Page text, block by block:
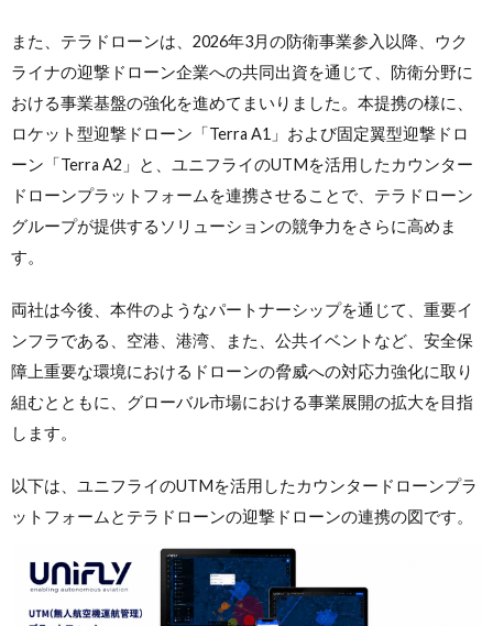
また、テラドローンは、2026年3月の防衛事業参入以降、ウク
ライナの迎撃ドローン企業への共同出資を通じて、防衛分野に
おける事業基盤の強化を進めてまいりました。本提携の様に、
ロケット型迎撃ドローン「Terra A1」および固定翼型迎撃ドロ
ーン「Terra A2」と、ユニフライのUTMを活用したカウンター
ドローンプラットフォームを連携させることで、テラドローン
グループが提供するソリューションの競争力をさらに高めま
す。
両社は今後、本件のようなパートナーシップを通じて、重要イ
ンフラである、空港、港湾、また、公共イベントなど、安全保
障上重要な環境におけるドローンの脅威への対応力強化に取り
組むとともに、グローバル市場における事業展開の拡大を目指
します。
以下は、ユニフライのUTMを活用したカウンタードローンプラ
ットフォームとテラドローンの迎撃ドローンの連携の図です。